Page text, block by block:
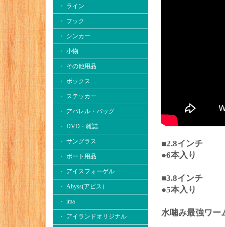
・ ライン
・ フック
・ シンカー
・ 小物
・ その他用品
・ ボックス
・ ステッカー
・ アパレル・バッグ
・ DVD・雑誌
・ サングラス
・ ボート用品
・ アイスフォーゲル
・ Abyss(アビス）
・ ima
・ アイランドオリジナル
■2.8インチ
●6本入り
■3.8インチ
●5本入り
水噛み最強ワー